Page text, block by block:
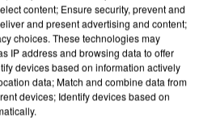
content; Ensure security, prevent and
and present advertising and content;
choices. These technologies may
IP address and browsing data to offer
devices based on information actively
data; Match and combine data from
devices; Identify devices based on